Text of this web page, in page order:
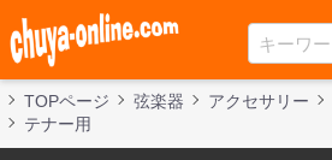
TOPページ 弦楽器 アクセサリー
テナー用